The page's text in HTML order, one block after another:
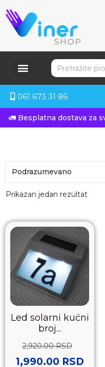
061 673 31 86
🚛 Besplatna dostava za
Prikazan jedan rezultat
Led solarni kućni
broj...
2,920.00RSD
1,990.00 RSD